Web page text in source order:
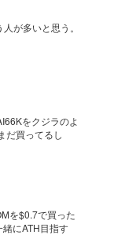
が多いと思う。
をクジラのよ
だ買ってるし
を$0.7で買った
にATH目指す